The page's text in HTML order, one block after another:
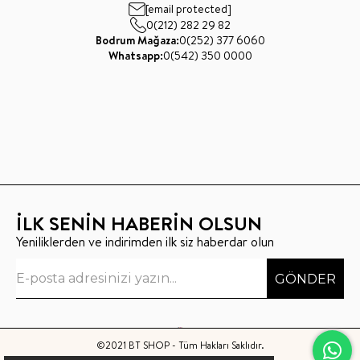
[email protected]
0(212) 282 29 82
Bodrum Mağaza:0(252) 377 6060
Whatsapp:0(542) 350 0000
İLK SENİN HABERİN OLSUN
Yeniliklerden ve indirimden ilk siz haberdar olun
GÖNDER
©2021 BT SHOP - Tüm Hakları Saklıdır.